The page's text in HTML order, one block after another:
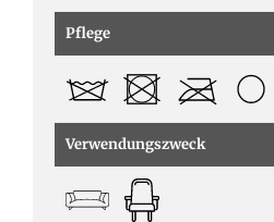
Pflege
Verwendungszweck